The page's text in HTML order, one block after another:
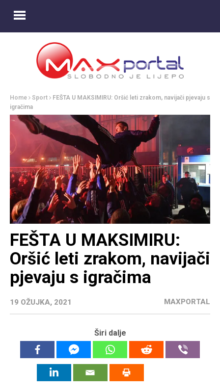
Home Sport
FEŠTA U MAKSIMIRU: Oršić leti zrakom, navijači pjevaju s
igračima
FEŠTA U MAKSIMIRU:
Oršić leti zrakom, navijači
pjevaju s igračima
19 OŽUJKA, 2021 MAXPORTAL
Širi dalje